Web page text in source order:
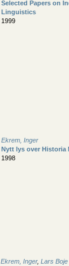
Selected Papers on
Linguistics
1999
Ekrem, Inger
Nytt lys over Historia
1998
Ekrem, Inger, Lars